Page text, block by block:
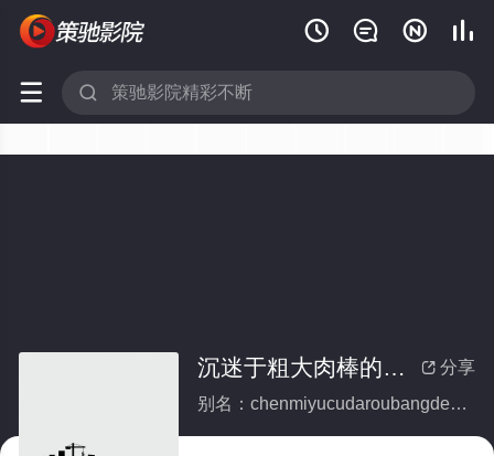
   
 
 分享
沉迷于粗大肉棒的女科长
别名：chenmiyucudaroubangdenvkechang